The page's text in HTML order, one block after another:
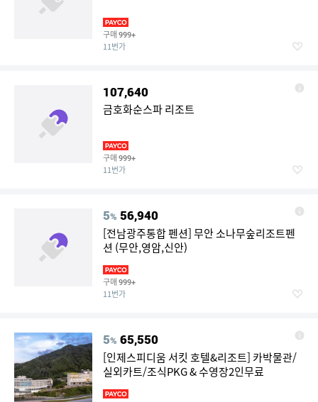
구매 999+
11번가
107,640
금호화순스파 리조트
구매 999+
11번가
5% 56,940
[전남광주통합 펜션] 무안 소나무숲리조트펜
션 (무안,영암,신안)
구매 999+
11번가
5% 65,550
[인제스피디움 서킷 호텔&리조트] 카박물관/
실외카트/조식PKG & 수영장2인무료